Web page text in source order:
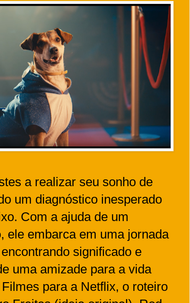
a realizar seu sonho de
um diagnóstico inesperado
Com a ajuda de um
ele embarca em uma jornada
significado e
uma amizade para a vida
para a Netflix, o roteiro